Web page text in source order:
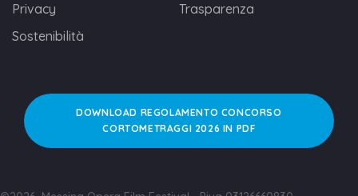
Privacy
Trasparenza
Sostenibilità
DOWNLOAD REGOLAMENTO CONCORSO
CORTOMETRAGGI 2026 IN PDF